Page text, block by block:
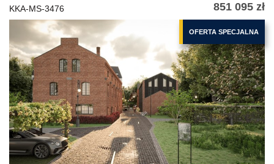
KKA-MS-3476 851 095 zł
OFERTA SPECJALNA